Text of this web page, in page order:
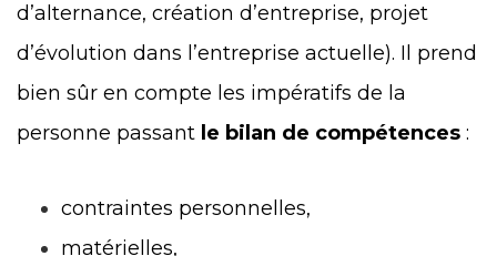
d’alternance, création d’entreprise, projet
d’évolution dans l’entreprise actuelle). Il prend
bien sûr en compte les impératifs de la
personne passant le bilan de compétences :
contraintes personnelles,
matérielles,